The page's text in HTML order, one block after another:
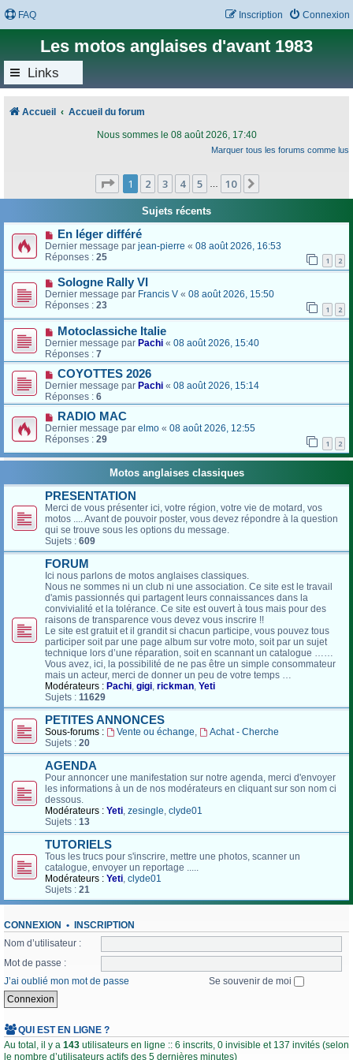
FAQ Connexion
Inscription
Les motos anglaises d'avant 1983
Links
Accueil Accueil du forum
Nous sommes le 08 août 2026, 17:40
Marquer tous les forums comme lus
Page 1sur
1 2 3 4 5 10
Sujets récents
En léger différé
Dernier message par jean-pierre « 08 août 2026, 16:53
Réponses : 25 1 2
Sologne Rally VI
Dernier message par Francis V « 08 août 2026, 15:50
Réponses : 23 1 2
Motoclassiche Italie
Dernier message par Pachi « 08 août 2026, 15:40
Réponses : 7
COYOTTES 2026
Dernier message par Pachi « 08 août 2026, 15:14
Réponses : 6
RADIO MAC
Dernier message par elmo « 08 août 2026, 12:55
Réponses : 29 1 2
Motos anglaises classiques
PRESENTATION
Merci de vous présenter ici, votre région, votre vie de motard, vos
motos .... Avant de pouvoir poster, vous devez répondre à la question
qui se trouve sous les options du message.
Sujets : 609
FORUM
Ici nous parlons de motos anglaises classiques.
Nous ne sommes ni un club ni une association. Ce site est le travail
d'amis passionnés qui partagent leurs connaissances dans la
convivialité et la tolérance. Ce site est ouvert à tous mais pour des
raisons de transparence vous devez vous inscrire !!
Le site est gratuit et il grandit si chacun participe, vous pouvez tous
participer soit par une page album sur votre moto, soit par un sujet
technique lors d’une réparation, soit en scannant un catalogue ……
Vous avez, ici, la possibilité de ne pas être un simple consommateur
mais un acteur, merci de donner un peu de votre temps …
Modérateurs : Pachi, gigi, rickman, Yeti
Sujets : 11629
PETITES ANNONCES
Sous-forums : Vente ou échange,
Achat - Cherche
Sujets : 20
AGENDA
Pour annoncer une manifestation sur notre agenda, merci d'envoyer
les informations à un de nos modérateurs en cliquant sur son nom ci
dessous.
Modérateurs : Yeti, zesingle, clyde01
Sujets : 13
TUTORIELS
Tous les trucs pour s'inscrire, mettre une photos, scanner un
catalogue, envoyer un reportage .....
Modérateurs : Yeti, clyde01
Sujets : 21
CONNEXION • INSCRIPTION
Nom d’utilisateur :
Mot de passe :
J’ai oublié mon mot de passe
Se souvenir de moi
QUI EST EN LIGNE ?
Au total, il y a 143 utilisateurs en ligne :: 6 inscrits, 0 invisible et 137 invités (selon
le nombre d’utilisateurs actifs des 5 dernières minutes)